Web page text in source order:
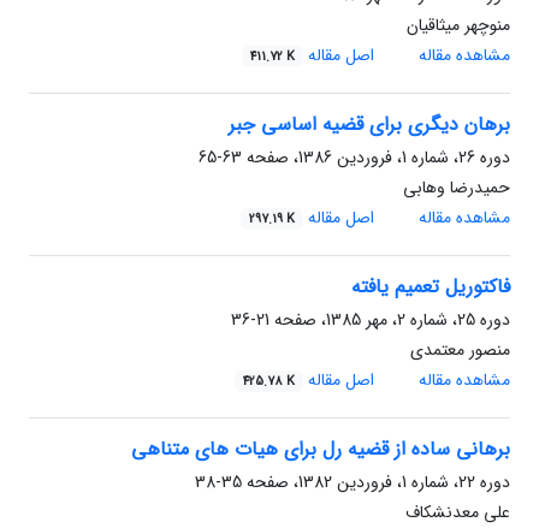
منوچهر میثاقیان
مشاهده مقاله
اصل مقاله 411.72 K
برهان دیگری برای قضیه اساسی جبر
دوره 26، شماره 1، فروردین 1386، صفحه
63-65
حمیدرضا وهابی
مشاهده مقاله
اصل مقاله 297.19 K
فاکتوریل تعمیم یافته
دوره 25، شماره 2، مهر 1385، صفحه
21-36
منصور معتمدی
مشاهده مقاله
اصل مقاله 425.78 K
برهانی ساده از قضیه رل برای هیات های متناهی
دوره 22، شماره 1، فروردین 1382، صفحه
35-38
علی معدنشکاف